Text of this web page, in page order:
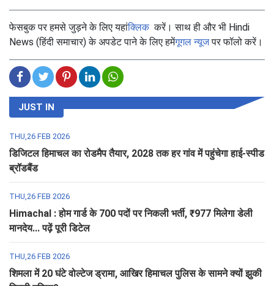
फेसबुक पर हमसे जुड़ने के लिए यहांक्लिककरें। साथ ही और भी Hindi
News (हिंदी समाचार) के अपडेट पाने के लिए हमेंगूगल न्यूजपर फॉलो करें।
JUST IN
THU,26 FEB 2026
डिजिटल हिमाचल का रोडमैप तैयार, 2028 तक हर गांव में पहुंचेगा हाई-स्पीड
ब्रॉडबैंड
THU,26 FEB 2026
Himachal : होम गार्ड के 700 पदों पर निकली भर्ती, ₹977 मिलेगा डेली
मानदेय... पढ़ें पूरी डिटेल
THU,26 FEB 2026
शिमला में 20 घंटे वोल्टेज ड्रामा, आखिर हिमाचल पुलिस के सामने क्यों झुकी